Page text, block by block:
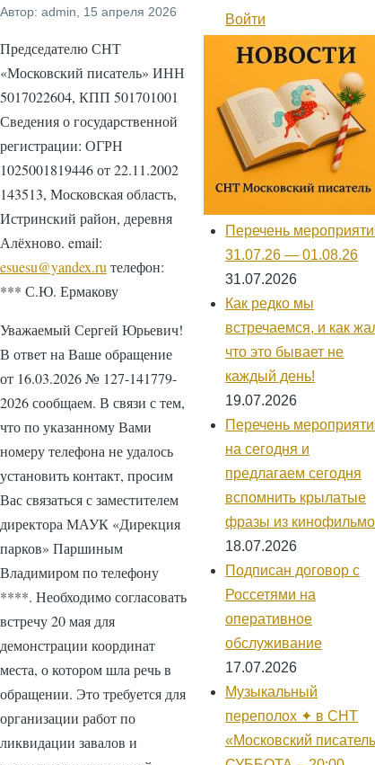
навигации
Автор: admin , 15 апреля 2026
Председателю СНТ
«Московский писатель» ИНН
5017022604, КПП 501701001
Сведения о государственной
регистрации: ОГРН
1025001819446 от 22.11.2002
143513, Московская область,
Истринский район, деревня
Алёхново. email:
esuesu@yandex.ru телефон:
*** С.Ю. Ермакову
Уважаемый Сергей Юрьевич!
В ответ на Ваше обращение
от 16.03.2026 № 127-141779-
2026 сообщаем. В связи с тем,
что по указанному Вами
номеру телефона не удалось
установить контакт, просим
Вас связаться с заместителем
директора МАУК «Дирекция
парков» Паршиным
Владимиром по телефону
****. Необходимо согласовать
встречу 20 мая для
демонстрации координат
места, о котором шла речь в
обращении. Это требуется для
организации работ по
ликвидации завалов и
Меню
учётной
записи
Войти
Перечень
31.07.26 — 01.08.26
31.07.2026
Как редко мы
встречаемся, и как
что это бывает не
каждый день!
19.07.2026
Перечень
на сегодня и
предлагаем сегодня
вспомнить крылатые
фразы из
18.07.2026
Подписан договор с
Россетями на
оперативное
обслуживание
17.07.2026
Музыкальный
переполох ✦ в СНТ
«Московский